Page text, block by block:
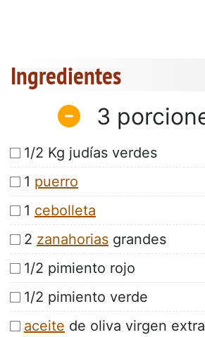
Ingredientes
3
1/2 Kg judías verdes
1 puerro
1 cebolleta
2 zanahorias grandes
1/2 pimiento rojo
1/2 pimiento verde
aceite de oliva virgen extra